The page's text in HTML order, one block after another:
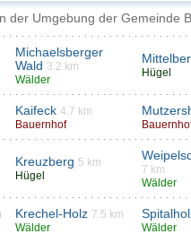
der Umgebung der Gemeinde
Michaelsberger
Wald 3.2 km
Wälder
Hügel
Kaifeck 4.7 km
Bauernhof
Kreuzberg 5 km
Hügel
7 km
Wälder
Krechel-Holz 7.5 km
Wälder
Wälder